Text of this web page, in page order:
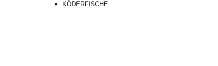
KÖDERFISCHE